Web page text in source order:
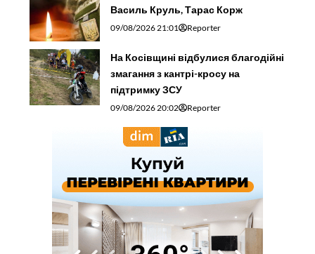
Василь Круль, Тарас Корж
09/08/2026 21:01 Reporter
На Косівщині відбулися благодійні
змагання з кантрі-кросу на
підтримку ЗСУ
09/08/2026 20:02 Reporter